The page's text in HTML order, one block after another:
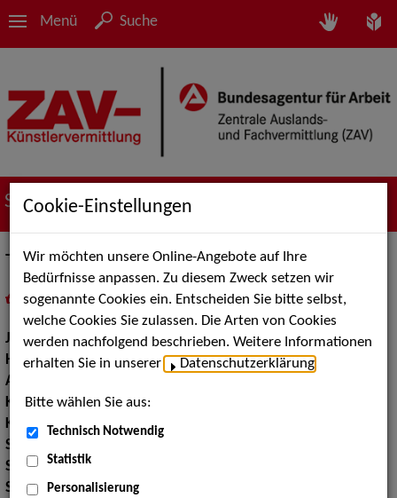
Menü Suche
Suche nach Künstler*innen
Thuy-Van Truong
als PDF speichern
inMeine Merklistelegen
Jahrgang:1984
Haarfarbe:schwarz
Augenfarbe:
Körpergröße:155 cm
Konfektionsgröße:34
Schuhgröße:
Sport:
Yoga, Tischtennis
Sprachen:Englisch
Cookie-Einstellungen
Wir möchten unsere Online-Angebote auf Ihre
Bedürfnisse anpassen. Zu diesem Zweck setzen wir
sogenannte Cookies ein. Entscheiden Sie bitte selbst,
welche Cookies Sie zulassen. Die Arten von Cookies
werden nachfolgend beschrieben. Weitere Informationen
erhalten Sie in unserer
Datenschutzerklärung
Bitte wählen Sie aus:
Technisch Notwendig
Statistik
Personalisierung